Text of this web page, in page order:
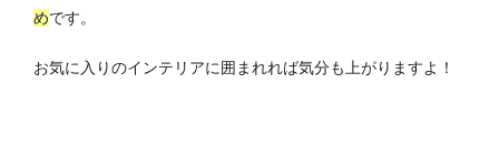
めです。
お気に入りのインテリアに囲まれれば気分も上がりますよ！